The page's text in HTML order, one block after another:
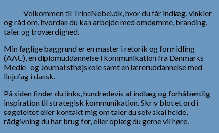
Velkommen til TrineNebel.dk, hvor du får indlæg, vinkler
og råd om, hvordan du kan arbejde med omdømme, branding,
taler og troværdighed.
Min faglige baggrund er en master i retorik og formidling
(AAU), en diplomuddannelse i kommunikation fra Danmarks
Medie- og Journalisthøjskole samt en læreruddannelse med
linjefag i dansk.
På siden finder du links, hundredevis af indlæg og forhåbentlig
inspiration til strategisk kommunikation. Skriv blot et ord i
søgefeltet eller kontakt mig om taler du selv skal holde,
rådgivning du har brug for, eller oplæg du gerne vil høre.